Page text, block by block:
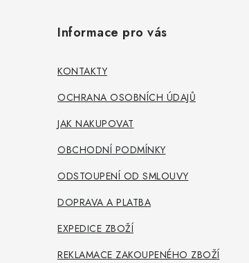
Informace pro vás
KONTAKTY
OCHRANA OSOBNÍCH ÚDAJŮ
JAK NAKUPOVAT
OBCHODNÍ PODMÍNKY
ODSTOUPENÍ OD SMLOUVY
DOPRAVA A PLATBA
EXPEDICE ZBOŽÍ
REKLAMACE ZAKOUPENÉHO ZBOŽÍ